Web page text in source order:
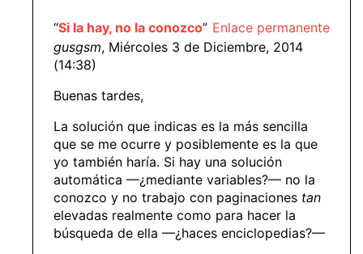
Enlace permanente
“Si la hay, no la conozco”
gusgsm, Miércoles 3 de Diciembre, 2014
(14:38)
Buenas tardes,
La solución que indicas es la más sencilla
que se me ocurre y posiblemente es la que
yo también haría. Si hay una solución
automática —¿mediante variables?— no la
conozco y no trabajo con paginaciones tan
elevadas realmente como para hacer la
búsqueda de ella —¿haces enciclopedias?—